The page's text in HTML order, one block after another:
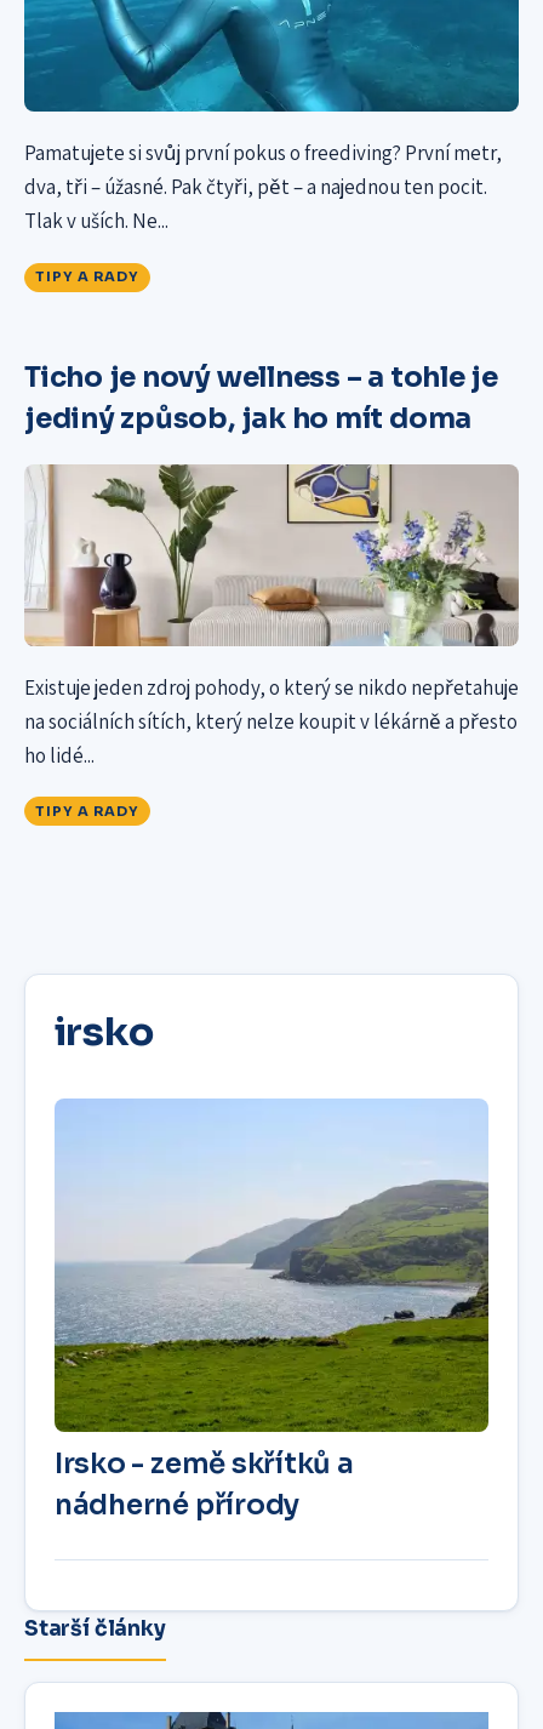
Pamatujete si svůj první pokus o freediving? První metr,
dva, tři – úžasné. Pak čtyři, pět – a najednou ten pocit.
Tlak v uších. Ne...
TIPY A RADY
Ticho je nový wellness – a tohle je
jediný způsob, jak ho mít doma
Existuje jeden zdroj pohody, o který se nikdo nepřetahuje
na sociálních sítích, který nelze koupit v lékárně a přesto
ho lidé...
TIPY A RADY
irsko
Irsko - země skřítků a
nádherné přírody
Starší články